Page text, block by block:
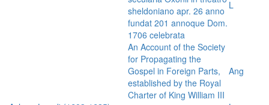
sheldoniano apr. 26 anno
fundat 201 annoque Dom.
1706 celebrata
L
An Account of the Society
for Propagating the
Gospel in Foreign Parts,
established by the Royal
Charter of King William III
Ang